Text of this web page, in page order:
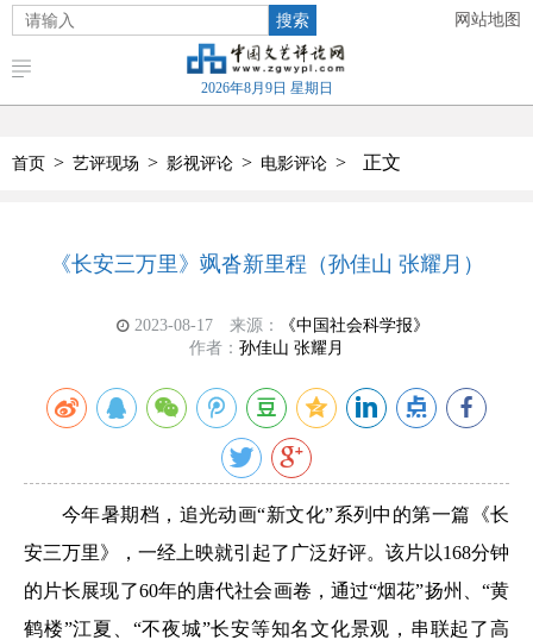
搜索 网站地图
2026年8月9日 星期日
首页 > 艺评现场 > 影视评论 > 电影评论 > 正文
《长安三万里》飒沓新里程（孙佳山 张耀月）
2023-08-17 来源：
《中国社会科学报》
作者： 孙佳山 张耀月
今年暑期档，追光动画“新文化”系列中的第一篇《长
安三万里》，一经上映就引起了广泛好评。该片以168分钟
的片长展现了60年的唐代社会画卷，通过“烟花”扬州、“黄
鹤楼”江夏、“不夜城”长安等知名文化景观，串联起了高